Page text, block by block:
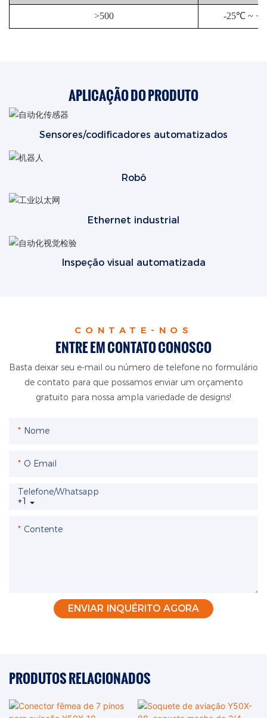
>500 -25℃ ~
APLICAÇÃO DO PRODUTO
Sensores/codificadores automatizados
Robô
Ethernet industrial
Inspeção visual automatizada
CONTATE-NOS
ENTRE EM CONTATO CONOSCO
Basta deixar seu e-mail ou número de telefone no formulário
de contato para que possamos enviar um orçamento
gratuito para nossa ampla variedade de designs!
Nome
O Email
+1
Telefone/whatsapp
Contente
ENVIAR INQUÉRITO AGORA
PRODUTOS RELACIONADOS